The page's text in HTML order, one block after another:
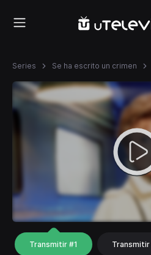
Series Se ha escrito un crimen
Transmitir #1 Transmitir